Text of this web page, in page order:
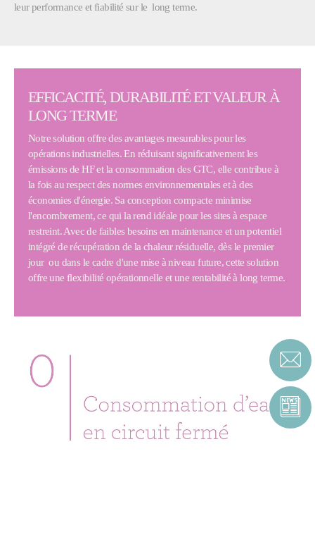
leur performance et fiabilité sur le long terme.
EFFICACITÉ, DURABILITÉ ET VALEUR À
LONG TERME
Notre solution offre des avantages mesurables pour les
opérations industrielles. En réduisant significativement les
émissions de HF et la consommation des GTC, elle contribue à
la fois au respect des normes environnementales et à des
économies d'énergie. Sa conception compacte minimise
l'encombrement, ce qui la rend idéale pour les sites à espace
restreint. Avec de faibles besoins en maintenance et un potentiel
intégré de récupération de la chaleur résiduelle, dès le premier
jour ou dans le cadre d'une mise à niveau future, cette solution
offre une flexibilité opérationnelle et une rentabilité à long terme.